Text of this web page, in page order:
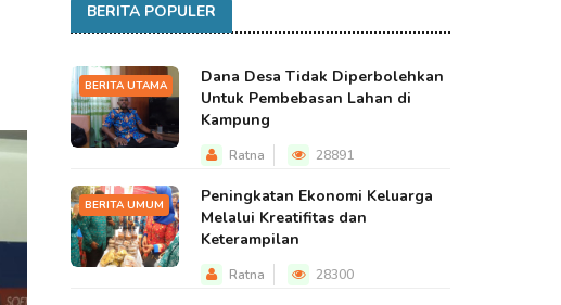
BERITA POPULER
BERITA UTAMA
Dana Desa Tidak Diperbolehkan
Untuk Pembebasan Lahan di
Kampung
Ratna 28891
BERITA UMUM
Peningkatan Ekonomi Keluarga
Melalui Kreatifitas dan
Keterampilan
Ratna 28300